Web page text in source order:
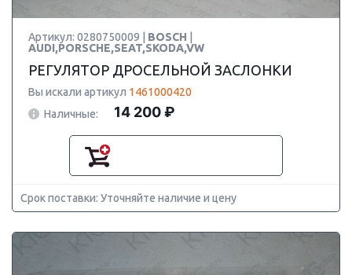
Артикул: 0280750009 | BOSCH
AUDI,PORSCHE,SEAT,SKODA,VW
РЕГУЛЯТОР ДРОСЕЛЬНОЙ ЗАСЛОНКИ
Вы искали артикул 1461000420
Наличные:
14 200 ₽
Срок поставки: Уточняйте наличие и цену